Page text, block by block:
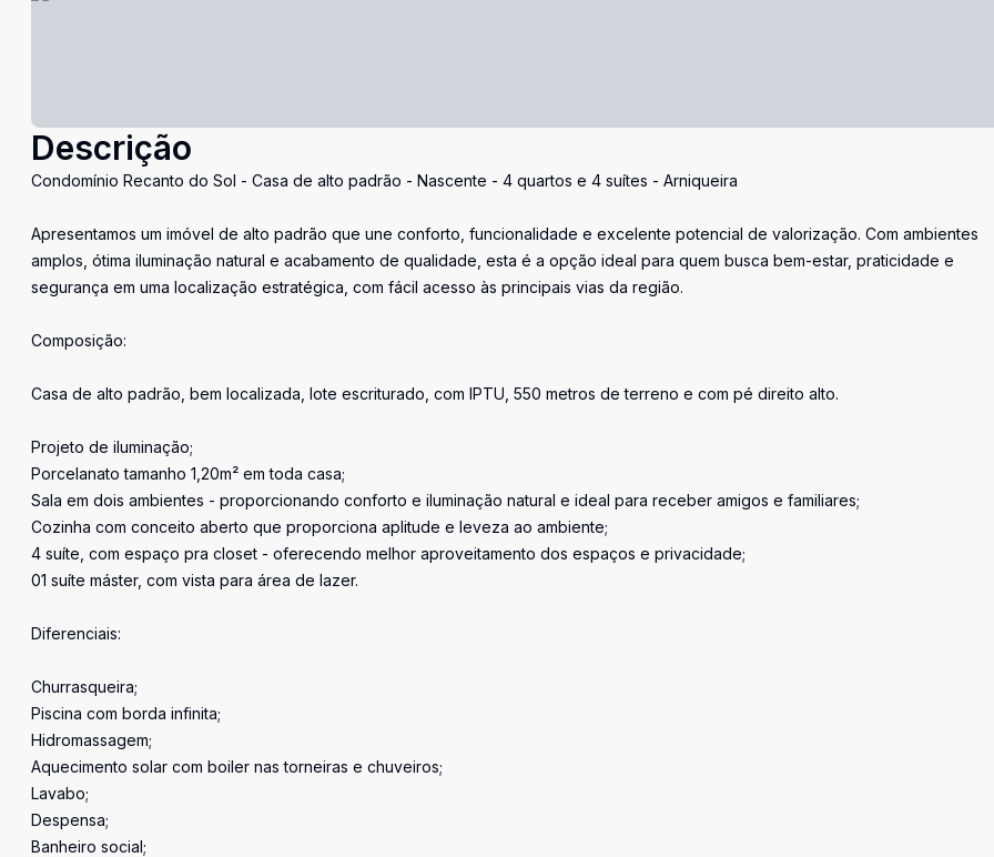
Descrição
Condomínio Recanto do Sol - Casa de alto padrão - Nascente - 4 quartos e 4 suítes - Arniqueira
Apresentamos um imóvel de alto padrão que une conforto, funcionalidade e excelente potencial de valorização. Com ambientes
amplos, ótima iluminação natural e acabamento de qualidade, esta é a opção ideal para quem busca bem-estar, praticidade e
segurança em uma localização estratégica, com fácil acesso às principais vias da região.
Composição:
Casa de alto padrão, bem localizada, lote escriturado, com IPTU, 550 metros de terreno e com pé direito alto.
Projeto de iluminação;
Porcelanato tamanho 1,20m² em toda casa;
Sala em dois ambientes - proporcionando conforto e iluminação natural e ideal para receber amigos e familiares;
Cozinha com conceito aberto que proporciona aplitude e leveza ao ambiente;
4 suíte, com espaço pra closet - oferecendo melhor aproveitamento dos espaços e privacidade;
01 suíte máster, com vista para área de lazer.
Diferenciais:
Churrasqueira;
Piscina com borda infinita;
Hidromassagem;
Aquecimento solar com boiler nas torneiras e chuveiros;
Lavabo;
Despensa;
Banheiro social;